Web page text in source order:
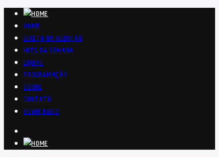
HOME
DIRETO DA REDAÇÃO
HITS DA SEMANA
EQUIPE
PROGRAMAÇÃO
SOBRE
CONTATO
OUVIR RÁDIO